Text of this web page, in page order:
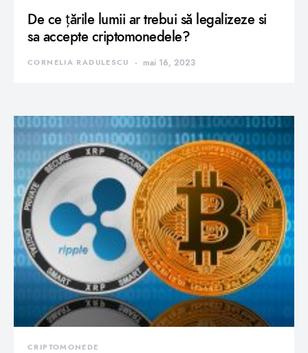
De ce țările lumii ar trebui să legalizeze si
sa accepte criptomonedele?
CORNELIA RADULESCU mai 16, 2023
CRIPTOMONEDE